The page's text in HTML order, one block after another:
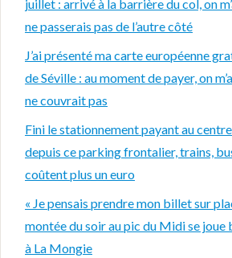
juillet : arrivé à la barrière du col, on
ne passerais pas de l’autre côté
J’ai présenté ma carte européenne
de Séville : au moment de payer, on
ne couvrait pas
Fini le stationnement payant au
depuis ce parking frontalier, trains,
coûtent plus un euro
« Je pensais prendre mon billet sur
montée du soir au pic du Midi se joue
à La Mongie